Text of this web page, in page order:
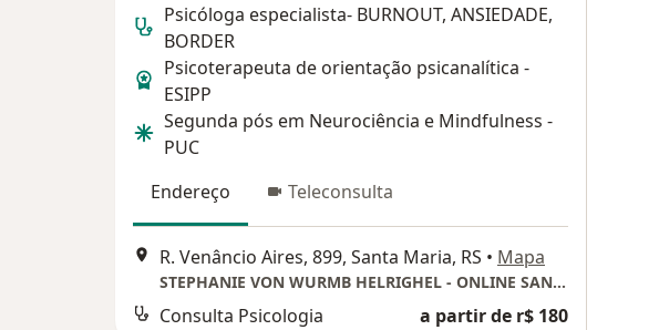
Psicóloga especialista- BURNOUT, ANSIEDADE,
BORDER
Psicoterapeuta de orientação psicanalítica -
ESIPP
Segunda pós em Neurociência e Mindfulness -
PUC
Endereço
Teleconsulta
R. Venâncio Aires, 899, Santa Maria, RS • Mapa
STEPHANIE VON WURMB HELRIGHEL - ONLINE SANTA MARIA
Consulta Psicologia a partir de r$ 180